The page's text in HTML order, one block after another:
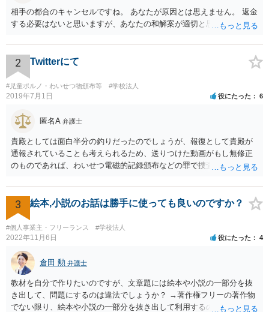
相手の都合のキャンセルですね。 あなたが原因とは思えません。 返金
する必要はないと思いますが、あなたの和解案が適切と思います。
2 Twitterにて
#児童ポルノ・わいせつ物頒布等 #学校法人
2019年7月1日 役にたった 6
匿名A 弁護士
貴殿としては面白半分の釣りだったのでしょうが、報復として貴殿が
通報されていることも考えられるため、送りつけた動画がもし無修正
のものであれば、わいせつ電磁的記録頒布などの罪で捜査の対象にな
察が自宅に来て、パソコンの中身を見られたり事情聴取を受けたりす
る可能性はゼロとは言えません。このようなことが繰り返されないこ
とを望みます。 まあ警察もこのような軽微な事案まではなかなか手が
回らないと思いますが。 それと、動画についてＫ高校の名前が挙がっ
ていますが、学校名を特定する根拠が不明でデマの可能性がある場
合、その高校名を拡散する行為は不適切と思われます。私学の場合、
学校法人の名誉を毀損したとして損害賠償を求められる可能性も否定
できません。
3 絵本,小説のお話は勝手に使っても良いのですか？
#個人事業主・フリーランス #学校法人
2022年11月6日 役にたった 4
倉田 勲 弁護士
教材を自分で作りたいのですが、文章題には絵本や小説の一部分を抜
き出して、問題にするのは違法でしょうか？ →著作権フリーの著作物
でない限り、絵本や小説の一部分を抜き出して利用するのは著作権法